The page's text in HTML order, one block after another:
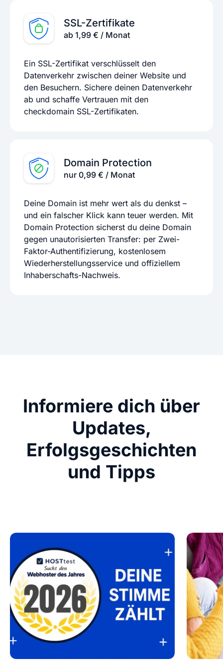
SSL-Zertifikate
ab 1,99 € / Monat
Ein SSL-Zertifikat verschlüsselt den
Datenverkehr zwischen deiner Website und
den Besuchern. Sichere deinen Datenverkehr
ab und schaffe Vertrauen mit den
checkdomain SSL-Zertifikaten.
Domain Protection
nur 0,99 € / Monat
Deine Domain ist mehr wert als du denkst –
und ein falscher Klick kann teuer werden. Mit
Domain Protection sicherst du deine Domain
gegen unautorisierten Transfer: per Zwei-
Faktor-Authentifizierung, kostenlosem
Wiederherstellungsservice und offiziellem
Inhaberschafts-Nachweis.
Informiere dich über
Updates,
Erfolgsgeschichten
und Tipps